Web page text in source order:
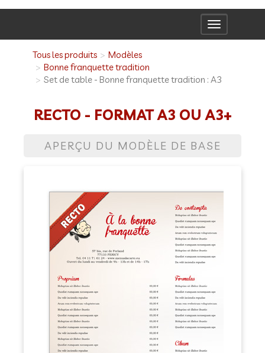
Toggle
navigation
Tous les produits
Modèles
Bonne franquette tradition
Set de table - Bonne franquette tradition : A3
RECTO - FORMAT A3 OU A3+
APERÇU DU MODÈLE DE BASE